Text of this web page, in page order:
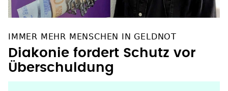
IMMER MEHR MENSCHEN IN GELDNOT
Diakonie fordert Schutz vor
Überschuldung